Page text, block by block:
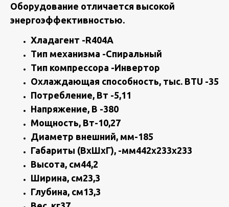
Оборудование отличается высокой
энергоэффективностью.
Хладагент -R404A
Тип механизма -Спиральный
Тип компрессора -Инвертор
Охлаждающая способность, тыс. BTU -35
Потребление, Вт -5,11
Напряжение, В -380
Мощность, Вт-10,27
Диаметр внешний, мм-185
Габариты (ВхШхГ), -мм442х233х233
Высота, см44,2
Ширина, см23,3
Глубина, см13,3